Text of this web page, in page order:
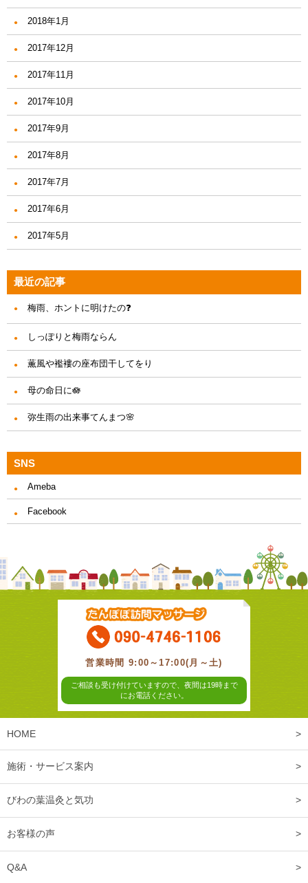
2018年1月
2017年12月
2017年11月
2017年10月
2017年9月
2017年8月
2017年7月
2017年6月
2017年5月
最近の記事
梅雨、ホントに明けたの❓
しっぽりと梅雨ならん
薫風や襤褸の座布団干してをり
母の命日に🪷
弥生雨の出来事てんまつ🌸
SNS
Ameba
Facebook
営業時間 9:00～17:00(月～土)
ご相談も受け付けていますので、夜間は19時まで
にお電話ください。
HOME
施術・サービス案内
びわの葉温灸と気功
お客様の声
Q&A